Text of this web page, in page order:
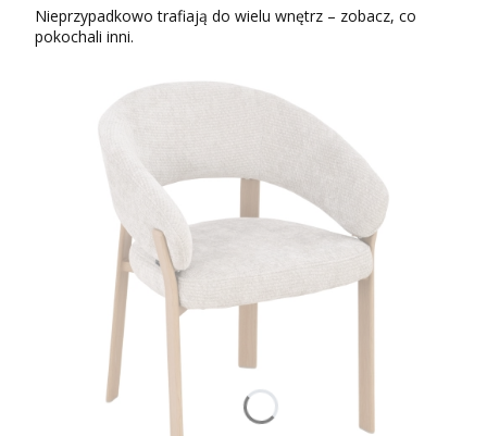
Nieprzypadkowo trafiają do wielu wnętrz – zobacz, co
pokochali inni.